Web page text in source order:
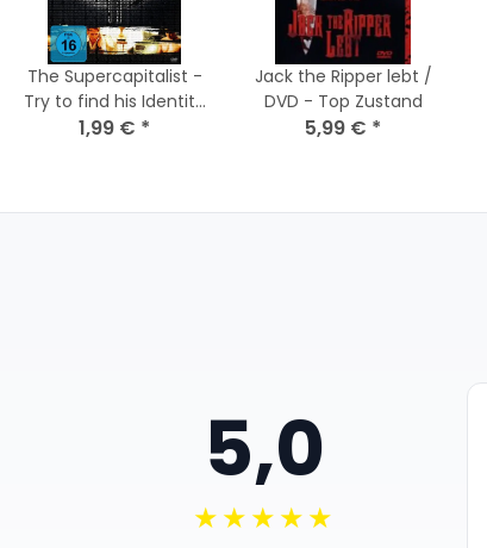
The Supercapitalist -
Try to find his Identity
/ Blu-Ray * Top
1,99 € *
Jack the Ripper lebt /
DVD - Top Zustand
5,99 € *
5,0
★★★★★